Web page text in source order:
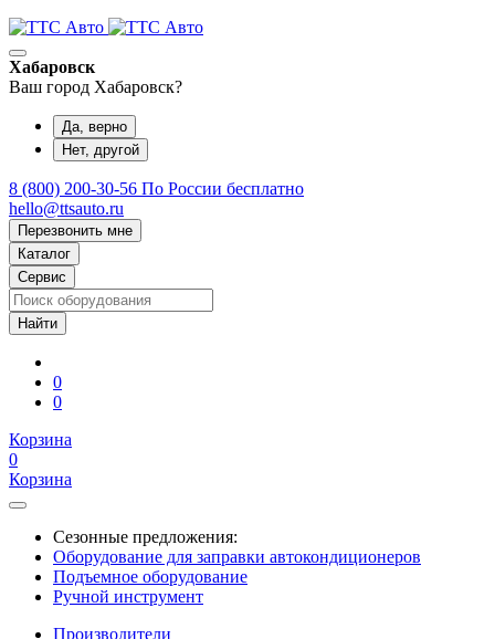
Хабаровск
Ваш город Хабаровск?
Да, верно
Нет, другой
8 (800) 200-30-56 По России бесплатно
hello@ttsauto.ru
Перезвонить мне
Каталог
Сервис
0
0
Корзина
0
Корзина
Сезонные предложения:
Оборудование для заправки автокондиционеров
Подъемное оборудование
Ручной инструмент
Производители